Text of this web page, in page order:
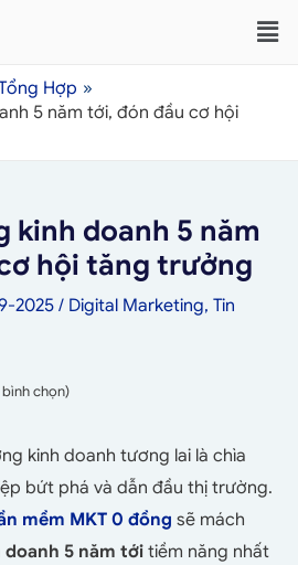
Hợp
5 năm tới, đón đầu cơ hội
kinh doanh 5 năm
hội tăng trưởng
2025/ Digital Marketing, Tin
bình chọn)
kinh doanh tương lai là chìa
bứt phá và dẫn đầu thị trường.
mềm MKT 0 đồng sẽ mách
5 năm tới tiềm năng nhất